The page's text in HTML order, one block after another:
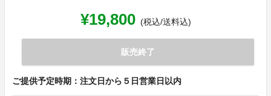
¥19,800 (税込/送料込)
販売終了
ご提供予定時期：注文日から５日営業日以内